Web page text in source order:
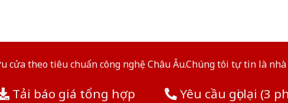
theo tiêu chuẩn công nghệ Châu Âu.Chúng tôi tự tin là
Tải báo giá tổng hợp Yêu cầu gọi lại (3